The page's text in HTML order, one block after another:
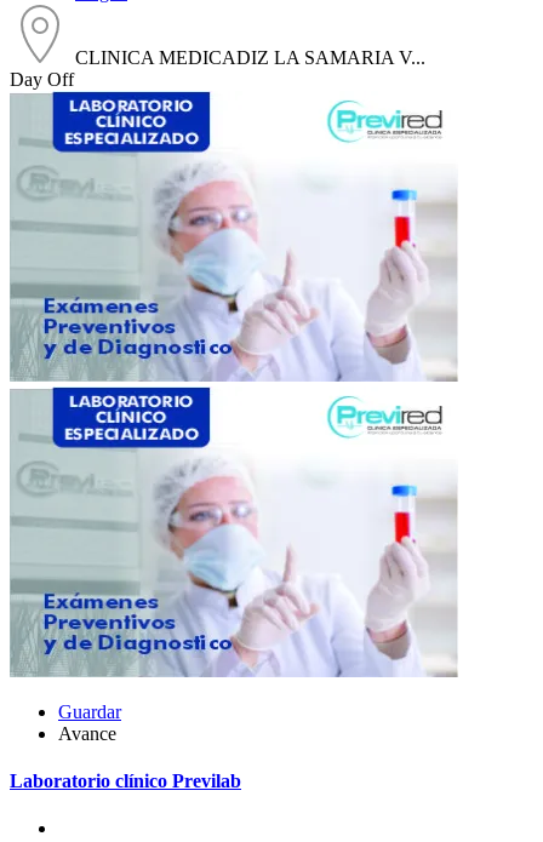
CLINICA MEDICADIZ LA SAMARIA V...
Day Off
Guardar
Avance
Laboratorio clínico Previlab